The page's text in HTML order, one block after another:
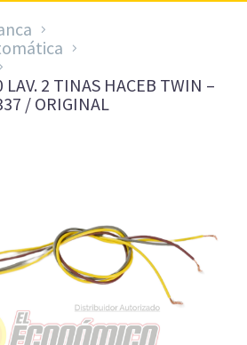
LAV. 2 TINAS HACEB TWIN –
/ ORIGINAL